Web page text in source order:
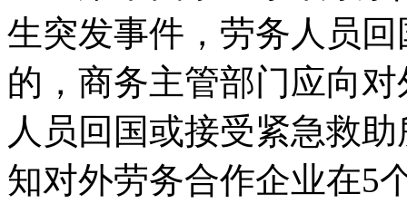
生突发事件，劳务人员
的，商务主管部门应向
人员回国或接受紧急救
知对外劳务合作企业在5